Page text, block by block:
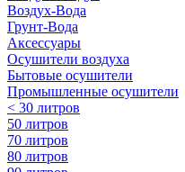
Воздух-Вода
Грунт-Вода
Аксессуары
Осушители воздуха
Бытовые осушители
Промышленные осушители
< 30 литров
50 литров
70 литров
80 литров